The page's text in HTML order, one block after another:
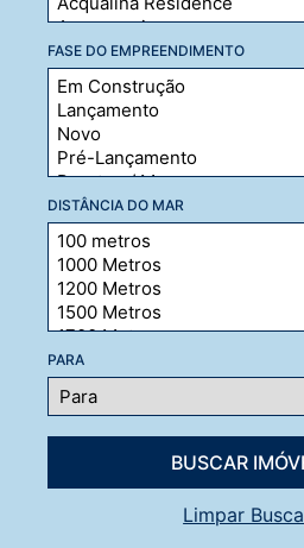
FASE DO EMPREENDIMENTO
DISTÂNCIA DO MAR
PARA
Limpar Busca